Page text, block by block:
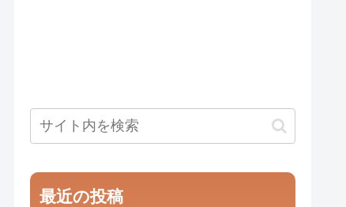
最近の投稿